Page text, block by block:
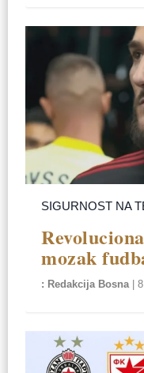
SIGURNOST NA
mozak
Redakcija Bosna|